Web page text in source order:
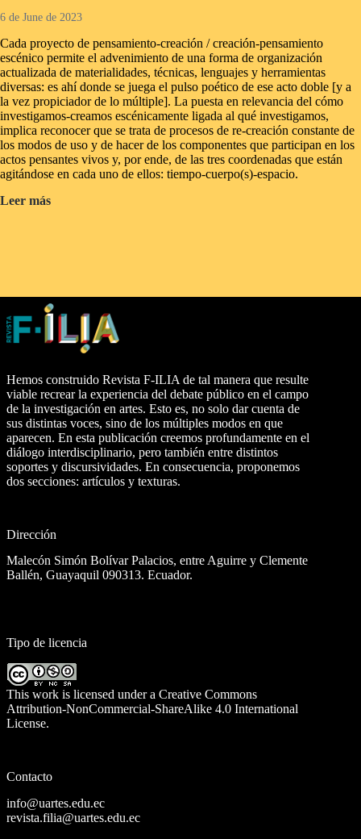
6 de June de 2023
Cada proyecto de pensamiento-creación / creación-pensamiento
escénico permite el advenimiento de una forma de organización
actualizada de materialidades, técnicas, lenguajes y herramientas
diversas: es ahí donde se juega el pulso poético de ese acto doble [y a
la vez propiciador de lo múltiple]. La puesta en relevancia del cómo
investigamos-creamos escénicamente ligada al qué investigamos,
implica reconocer que se trata de procesos de re-creación constante de
los modos de uso y de hacer de los componentes que participan en los
actos pensantes vivos y, por ende, de las tres coordenadas que están
agitándose en cada uno de ellos: tiempo-cuerpo(s)-espacio.
Leer másConvocatoria:
escénicos
para
investigación-
escena
y
por
fuera
de
ella
Hemos construido Revista F-ILIA de tal manera que resulte
viable recrear la experiencia del debate público en el campo
de la investigación en artes. Esto es, no solo dar cuenta de
sus distintas voces, sino de los múltiples modos en que
aparecen. En esta publicación creemos profundamente en el
diálogo interdisciplinario, pero también entre distintos
soportes y discursividades. En consecuencia, proponemos
dos secciones: artículos y texturas.
Dirección
Malecón Simón Bolívar Palacios, entre Aguirre y Clemente
Ballén, Guayaquil 090313. Ecuador.
Tipo de licencia
This work is licensed under a Creative Commons
Attribution-NonCommercial-ShareAlike 4.0 International
License.
Contacto
info@uartes.edu.ec
revista.filia@uartes.edu.ec